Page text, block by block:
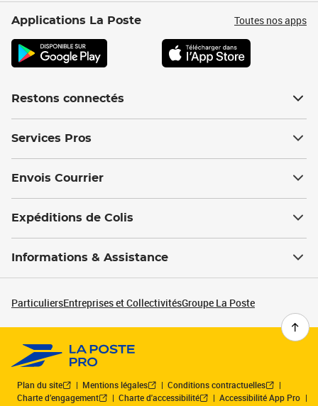
Applications La Poste Toutes nos apps
Restons connectés
Services Pros
Envois Courrier
Expéditions de Colis
Informations & Assistance
ParticuliersEntreprises et CollectivitésGroupe La Poste
Plan du site Mentions légales
Conditions contractuelles
Charte d’engagement
Charte d'accessibilité
Accessibilité App Pro